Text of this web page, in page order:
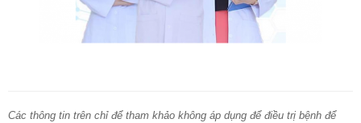
Các thông tin trên chỉ để tham khảo không áp dụng để điều trị bệnh để